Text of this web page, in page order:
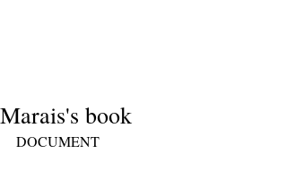
Marais's book
DOCUMENT